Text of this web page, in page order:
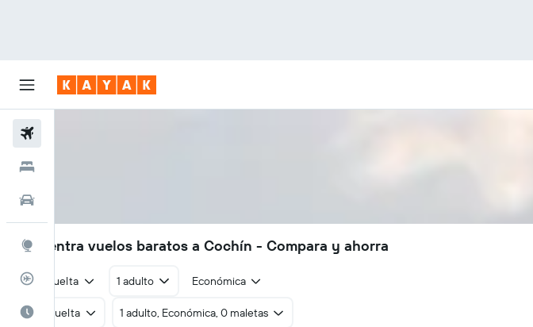
Explore
Rastreador
Cuándo ir
Encuentra vuelos baratos a Cochín - Compara y ahorra
Ida y vuelta 1 adulto Económica
Ida y vuelta 1 adulto, Económica, 0 maletas